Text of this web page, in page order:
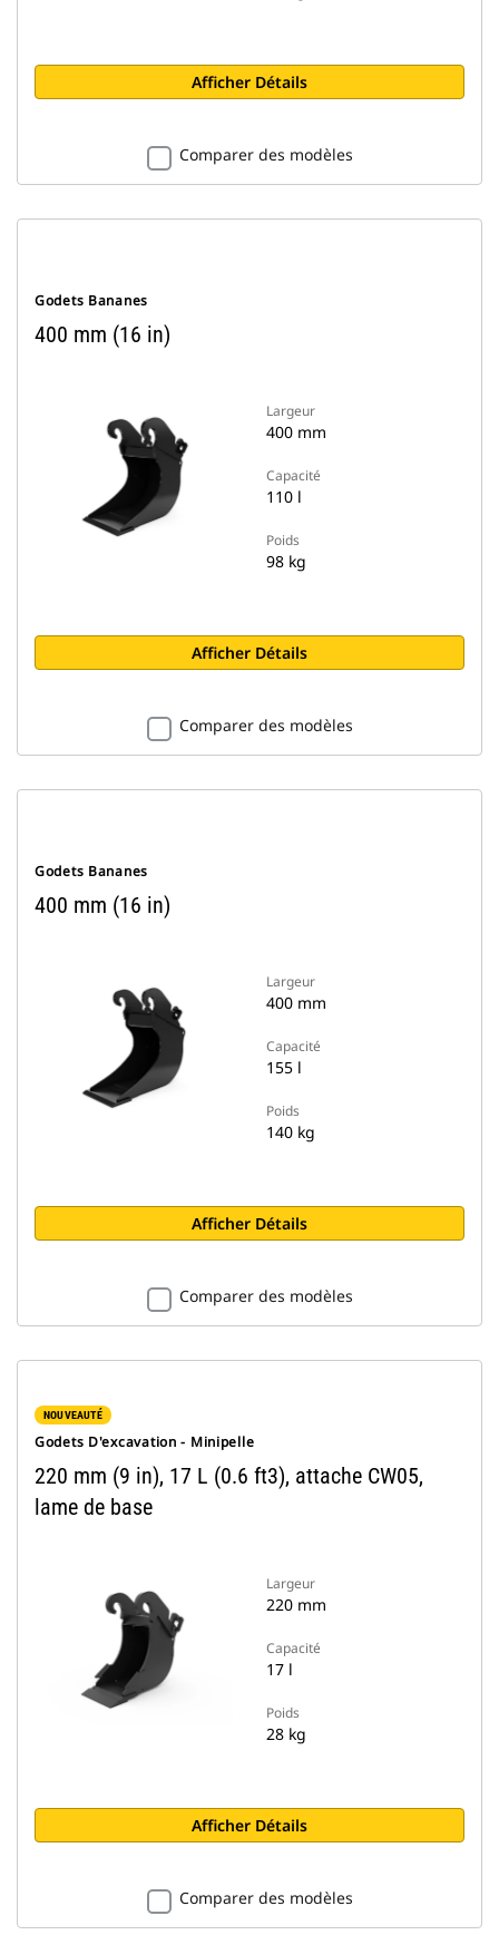
Afficher Détails
Comparer des modèles
Godets Bananes
400 mm (16 in)
Largeur
400 mm
Capacité
110 l
Poids
98 kg
Afficher Détails
Comparer des modèles
Godets Bananes
400 mm (16 in)
Largeur
400 mm
Capacité
155 l
Poids
140 kg
Afficher Détails
Comparer des modèles
NOUVEAUTÉ
Godets D'excavation - Minipelle
220 mm (9 in), 17 L (0.6 ft3), attache CW05,
lame de base
Largeur
220 mm
Capacité
17 l
Poids
28 kg
Afficher Détails
Comparer des modèles